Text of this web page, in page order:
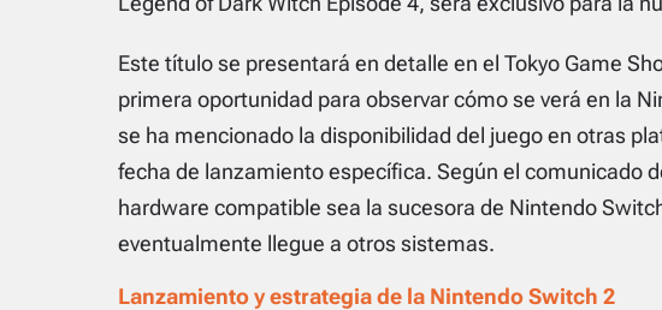
Este título se presentará en detalle en el Tokyo Game
primera oportunidad para observar cómo se verá en la
se ha mencionado la disponibilidad del juego en otras
fecha de lanzamiento específica. Según el comunicado
hardware compatible sea la sucesora de Nintendo
eventualmente llegue a otros sistemas.
Lanzamiento y estrategia de la Nintendo Switch 2